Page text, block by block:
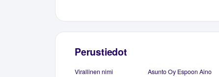
Perustiedot
Virallinen nimi
Asunto Oy Espoon Aino